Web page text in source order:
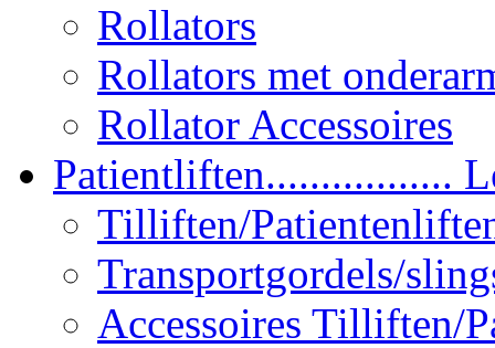
Rollators
Rollators met
Rollator Accessoires
Patientliften.................
Tilliften/
Transportgordels/
Accessoires Tilliften/